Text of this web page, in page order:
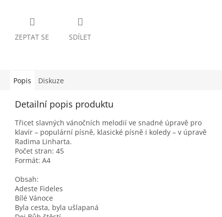
ZEPTAT SE SDÍLET
Popis Diskuze
Detailní popis produktu
Třicet slavných vánočních melodií ve snadné úpravě pro
klavír – populární písně, klasické písně i koledy – v úpravě
Radima Linharta.
Počet stran: 45
Formát: A4
Obsah:
Adeste Fideles
Bílé Vánoce
Byla cesta, byla ušlapaná